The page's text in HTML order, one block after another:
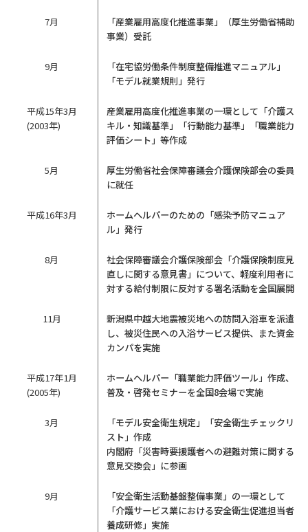
7月
「産業雇用高度化推進事業」（厚生労働省補助
事業）受託
9月
「在宅協労働条件制度整備推進マニュアル」
「モデル就業規則」発行
平成15年3月
(2003年)
産業雇用高度化推進事業の一環として「介護ス
キル・知識基準」「行動能力基準」「職業能力
評価シート」等作成
5月
厚生労働省社会保障審議会介護保険部会の委員
に就任
平成16年3月
ホームヘルパーのための「感染予防マニュア
ル」発行
8月
社会保障審議会介護保険部会「介護保険制度見
直しに関する意見書」について、軽度利用者に
対する給付制限に反対する署名活動を全国展開
11月
新潟県中越大地震被災地への訪問入浴車を派遣
し、被災住民への入浴サービス提供、また資金
カンパを実施
平成17年1月
(2005年)
ホームヘルパー「職業能力評価ツール」作成、
普及・啓発セミナーを全国8会場で実施
3月
「モデル安全衛生規定」「安全衛生チェックリ
スト」作成
内閣府「災害時要援護者への避難対策に関する
意見交換会」に参画
9月
「安全衛生活動基盤整備事業」の一環として
「介護サービス業における安全衛生促進担当者
養成研修」実施